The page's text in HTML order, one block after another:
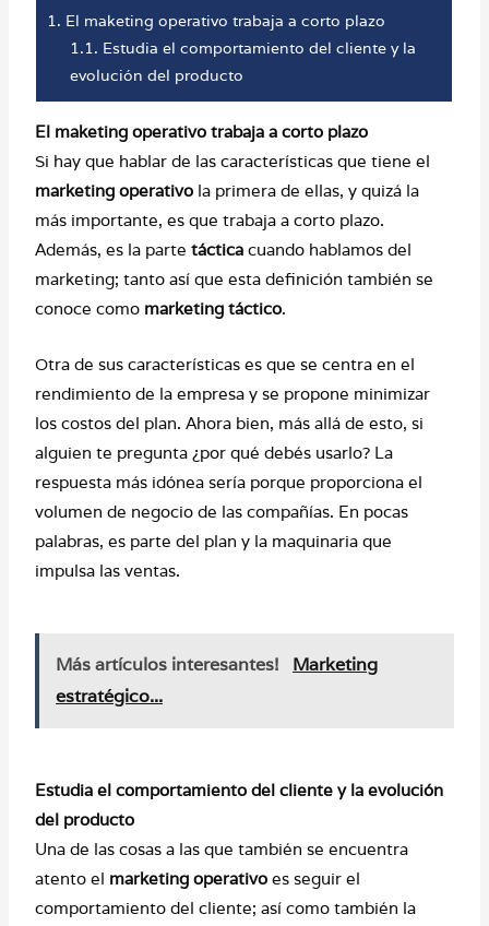
1. El maketing operativo trabaja a corto plazo
1.1. Estudia el comportamiento del cliente y la
evolución del producto
El maketing operativo trabaja a corto plazo
Si hay que hablar de las características que tiene el
marketing operativo la primera de ellas, y quizá la
más importante, es que trabaja a corto plazo.
Además, es la partetácticacuando hablamos del
marketing; tanto así que esta definición también se
conoce como marketing táctico.
Otra de sus características es que se centra en el
rendimiento de la empresa y se propone minimizar
los costos del plan. Ahora bien, más allá de esto, si
alguien te pregunta ¿por qué debés usarlo? La
respuesta más idónea sería porque proporciona el
volumen de negocio de las compañías. En pocas
palabras, es parte del plan y la maquinaria que
impulsa las ventas.
Más artículos interesantes!
Marketing
estratégico...
Estudia el comportamiento del cliente y la evolución
del producto
Una de las cosas a las que también se encuentra
atento el marketing operativoes seguir el
comportamiento del cliente; así como también la